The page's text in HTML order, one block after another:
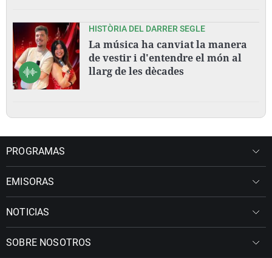
HISTÒRIA DEL DARRER SEGLE
La música ha canviat la manera
de vestir i d'entendre el món al
llarg de les dècades
PROGRAMAS
EMISORAS
NOTICIAS
SOBRE NOSOTROS